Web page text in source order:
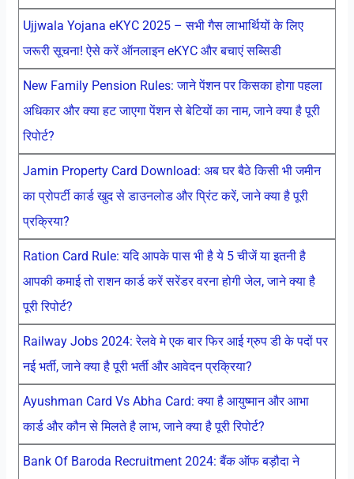
Ujjwala Yojana eKYC 2025 – सभी गैस लाभार्थियों के लिए
जरूरी सूचना! ऐसे करें ऑनलाइन eKYC और बचाएं सब्सिडी
New Family Pension Rules: जाने पेंशन पर किसका होगा पहला
अधिकार और क्या हट जाएगा पेंशन से बेटियों का नाम, जाने क्या है पूरी
रिपोर्ट?
Jamin Property Card Download: अब घर बैठे किसी भी जमीन
का प्रोपर्टी कार्ड खुद से डाउनलोड और प्रिंट करें, जाने क्या है पूरी
प्रक्रिया?
Ration Card Rule: यदि आपके पास भी है ये 5 चीजें या इतनी है
आपकी कमाई तो राशन कार्ड करें सरेंडर वरना होगी जेल, जाने क्या है
पूरी रिपोर्ट?
Railway Jobs 2024: रेलवे मे एक बार फिर आई ग्रुप डी के पदों पर
नई भर्ती, जाने क्या है पूरी भर्ती और आवेदन प्रक्रिया?
Ayushman Card Vs Abha Card: क्या है आयुष्मान और आभा
कार्ड और कौन से मिलते है लाभ, जाने क्या है पूरी रिपोर्ट?
Bank Of Baroda Recruitment 2024: बैंक ऑफ बड़ौदा ने